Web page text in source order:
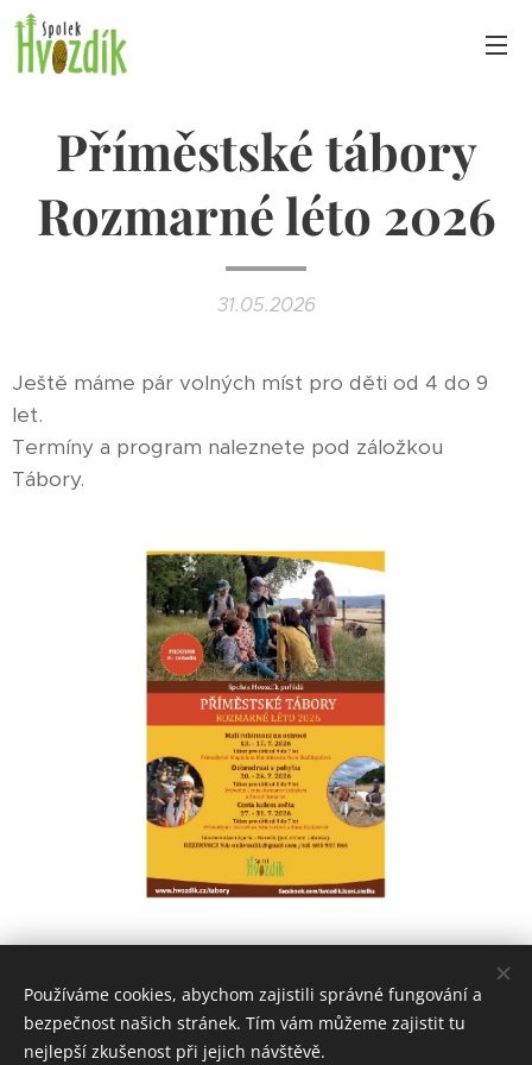
Příměstské tábory
Rozmarné léto 2026
31.05.2026
Ještě máme pár volných míst pro děti od 4 do 9
let.
Termíny a program naleznete pod záložkou
Tábory.
Používáme cookies, abychom zajistili správné fungování a
bezpečnost našich stránek. Tím vám můžeme zajistit tu
nejlepší zkušenost při jejich návštěvě.